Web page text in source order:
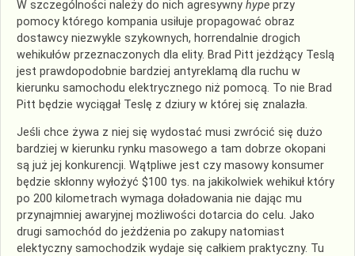
W szczególności należy do nich agresywny hype przy
pomocy którego kompania usiłuje propagować obraz
dostawcy niezwykle szykownych, horrendalnie drogich
wehikułów przeznaczonych dla elity. Brad Pitt jeżdżący Teslą
jest prawdopodobnie bardziej antyreklamą dla ruchu w
kierunku samochodu elektrycznego niż pomocą. To nie Brad
Pitt będzie wyciągał Teslę z dziury w której się znalazła.
Jeśli chce żywa z niej się wydostać musi zwrócić się dużo
bardziej w kierunku rynku masowego a tam dobrze okopani
są już jej konkurencji. Wątpliwe jest czy masowy konsumer
będzie skłonny wyłożyć $100 tys. na jakikolwiek wehikuł który
po 200 kilometrach wymaga doładowania nie dając mu
przynajmniej awaryjnej możliwości dotarcia do celu. Jako
drugi samochód do jeżdżenia po zakupy natomiast
elektyczny samochodzik wydaje się całkiem praktyczny. Tu